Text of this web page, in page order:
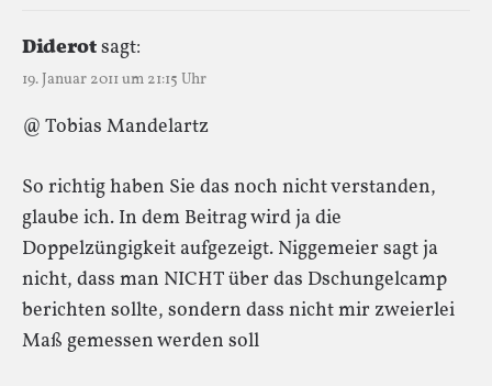
Diderotsagt:
19. Januar 2011 um 21:15 Uhr
@ Tobias Mandelartz
So richtig haben Sie das noch nicht verstanden,
glaube ich. In dem Beitrag wird ja die
Doppelzüngigkeit aufgezeigt. Niggemeier sagt ja
nicht, dass man NICHT über das Dschungelcamp
berichten sollte, sondern dass nicht mir zweierlei
Maß gemessen werden soll